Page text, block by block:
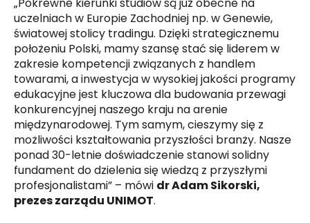
uczelniach w Europie Zachodniej np. w Genewie,
światowej stolicy tradingu. Dzięki strategicznemu
położeniu Polski, mamy szansę stać się liderem w
zakresie kompetencji związanych z handlem
towarami, a inwestycja w wysokiej jakości programy
edukacyjne jest kluczowa dla budowania przewagi
konkurencyjnej naszego kraju na arenie
międzynarodowej. Tym samym, cieszymy się z
możliwości kształtowania przyszłości branży. Nasze
ponad 30-letnie doświadczenie stanowi solidny
fundament do dzielenia się wiedzą z przyszłymi
profesjonalistami” – mówi dr Adam Sikorski,
prezes zarządu UNIMOT.